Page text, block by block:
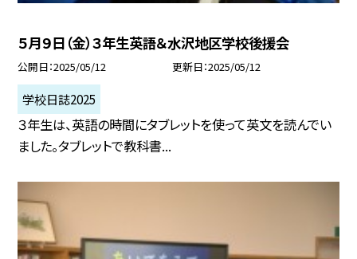
５月９日（金）３年生英語＆水沢地区学校後援会
公開日 2025/05/12 更新日 2025/05/12
学校日誌2025
３年生は、英語の時間にタブレットを使って英文を読んでい
ました。タブレットで教科書...